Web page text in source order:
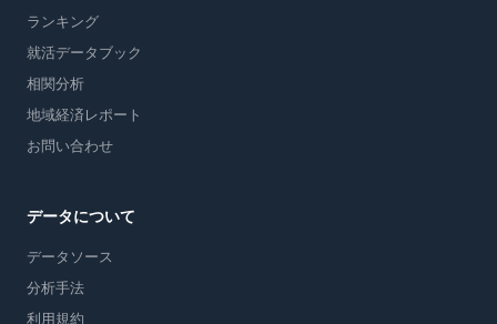
ランキング
就活データブック
相関分析
地域経済レポート
お問い合わせ
データについて
データソース
分析手法
利用規約